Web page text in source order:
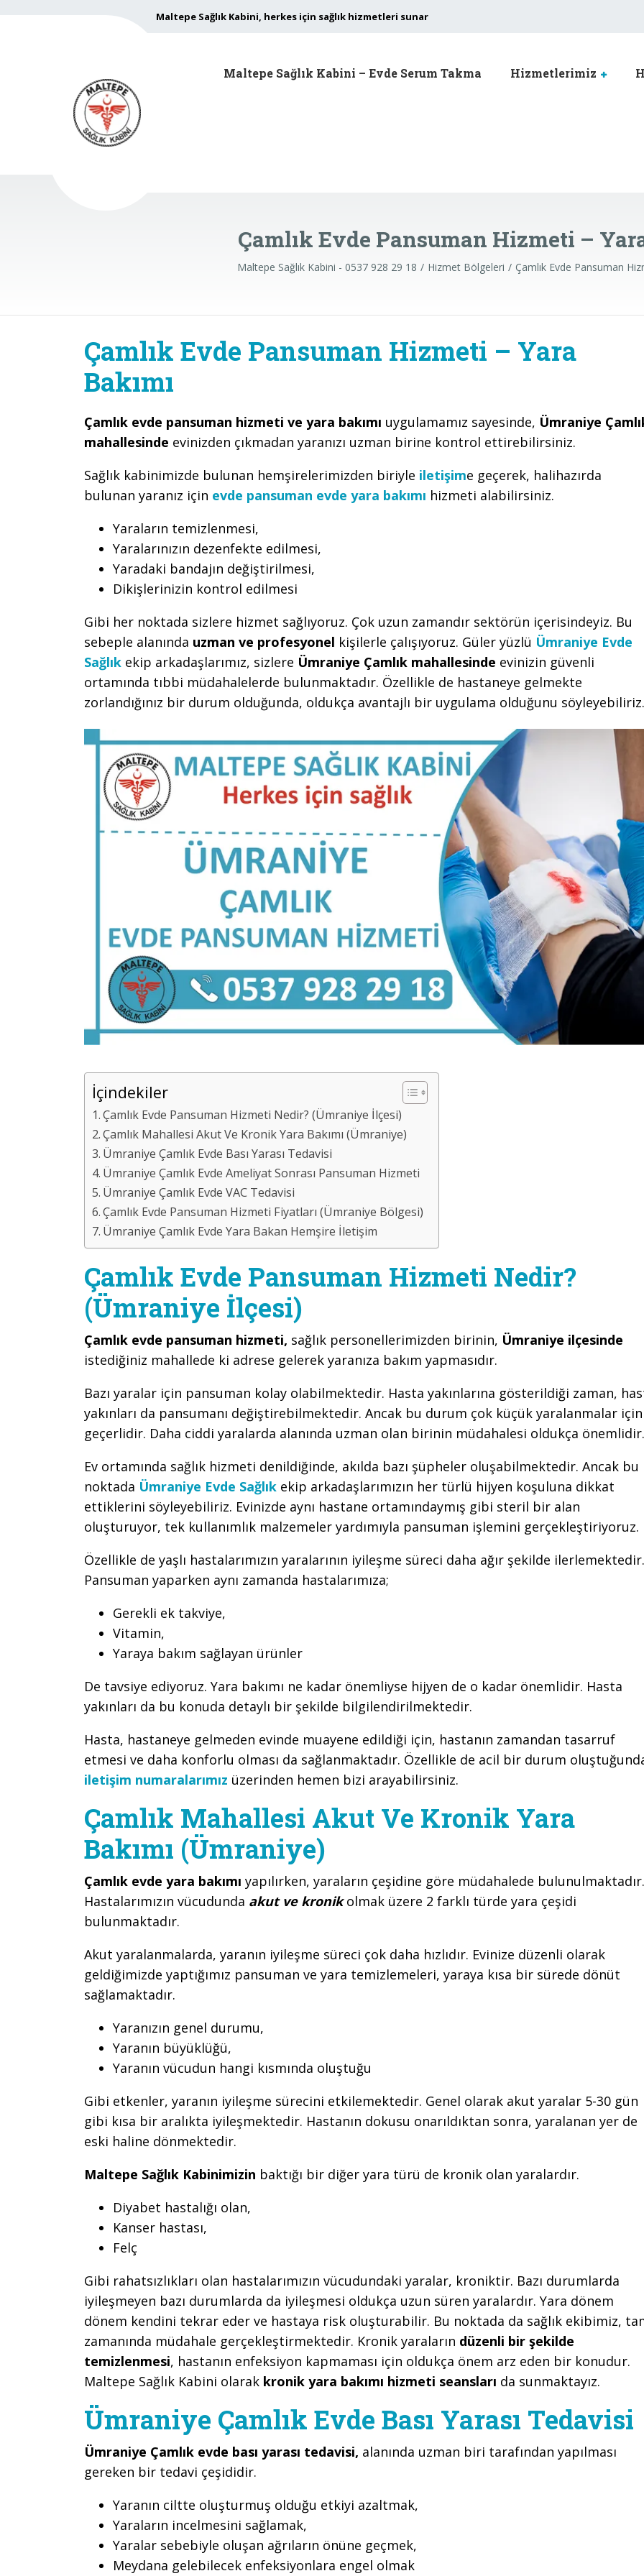
Maltepe Sağlık Kabini, herkes için sağlık hizmetleri sunar
Maltepe Sağlık Kabini – Evde Serum Takma Hizmetlerimiz
Çamlık Evde Pansuman Hizmeti –
Maltepe Sağlık Kabini - 0537 928 29 18 Hizmet Bölgeleri Çamlık Evde Pansuman
Çamlık Evde Pansuman Hizmeti – Yara
Bakımı
Çamlık evde pansuman hizmeti ve yara bakımı uygulamamız sayesinde, Ümraniye
mahallesinde evinizden çıkmadan yaranızı uzman birine kontrol ettirebilirsiniz.
Sağlık kabinimizde bulunan hemşirelerimizden biriyle iletişime geçerek, halihazırda
bulunan yaranız için evde pansuman evde yara bakımı hizmeti alabilirsiniz.
Yaraların temizlenmesi,
Yaralarınızın dezenfekte edilmesi,
Yaradaki bandajın değiştirilmesi,
Dikişlerinizin kontrol edilmesi
Gibi her noktada sizlere hizmet sağlıyoruz. Çok uzun zamandır sektörün içerisindeyiz. Bu
sebeple alanında uzman ve profesyonel kişilerle çalışıyoruz. Güler yüzlü Ümraniye Evde
Sağlık ekip arkadaşlarımız, sizlere Ümraniye Çamlık mahallesinde evinizin güvenli
ortamında tıbbi müdahalelerde bulunmaktadır. Özellikle de hastaneye gelmekte
zorlandığınız bir durum olduğunda, oldukça avantajlı bir uygulama olduğunu
İçindekiler
Çamlık Evde Pansuman Hizmeti Nedir? (Ümraniye İlçesi)
Çamlık Mahallesi Akut Ve Kronik Yara Bakımı (Ümraniye)
Ümraniye Çamlık Evde Bası Yarası Tedavisi
Ümraniye Çamlık Evde Ameliyat Sonrası Pansuman Hizmeti
Ümraniye Çamlık Evde VAC Tedavisi
Çamlık Evde Pansuman Hizmeti Fiyatları (Ümraniye Bölgesi)
Ümraniye Çamlık Evde Yara Bakan Hemşire İletişim
Çamlık Evde Pansuman Hizmeti Nedir?
(Ümraniye İlçesi)
Çamlık evde pansuman hizmeti, sağlık personellerimizden birinin, Ümraniye ilçesinde
istediğiniz mahallede ki adrese gelerek yaranıza bakım yapmasıdır.
Bazı yaralar için pansuman kolay olabilmektedir. Hasta yakınlarına gösterildiği zaman,
yakınları da pansumanı değiştirebilmektedir. Ancak bu durum çok küçük yaralanmalar için
geçerlidir. Daha ciddi yaralarda alanında uzman olan birinin müdahalesi oldukça önemlidir.
Ev ortamında sağlık hizmeti denildiğinde, akılda bazı şüpheler oluşabilmektedir. Ancak bu
noktada Ümraniye Evde Sağlık ekip arkadaşlarımızın her türlü hijyen koşuluna dikkat
ettiklerini söyleyebiliriz. Evinizde aynı hastane ortamındaymış gibi steril bir alan
oluşturuyor, tek kullanımlık malzemeler yardımıyla pansuman işlemini gerçekleştiriyoruz.
Özellikle de yaşlı hastalarımızın yaralarının iyileşme süreci daha ağır şekilde ilerlemektedir.
Pansuman yaparken aynı zamanda hastalarımıza;
Gerekli ek takviye,
Vitamin,
Yaraya bakım sağlayan ürünler
De tavsiye ediyoruz. Yara bakımı ne kadar önemliyse hijyen de o kadar önemlidir. Hasta
yakınları da bu konuda detaylı bir şekilde bilgilendirilmektedir.
Hasta, hastaneye gelmeden evinde muayene edildiği için, hastanın zamandan tasarruf
etmesi ve daha konforlu olması da sağlanmaktadır. Özellikle de acil bir durum
iletişim numaralarımız üzerinden hemen bizi arayabilirsiniz.
Çamlık Mahallesi Akut Ve Kronik Yara
Bakımı (Ümraniye)
Çamlık evde yara bakımı yapılırken, yaraların çeşidine göre müdahalede bulunulmaktadır.
Hastalarımızın vücudunda akut ve kronikolmak üzere 2 farklı türde yara çeşidi
bulunmaktadır.
Akut yaralanmalarda, yaranın iyileşme süreci çok daha hızlıdır. Evinize düzenli olarak
geldiğimizde yaptığımız pansuman ve yara temizlemeleri, yaraya kısa bir sürede dönüt
sağlamaktadır.
Yaranızın genel durumu,
Yaranın büyüklüğü,
Yaranın vücudun hangi kısmında oluştuğu
Gibi etkenler, yaranın iyileşme sürecini etkilemektedir. Genel olarak akut yaralar 5-30 gün
gibi kısa bir aralıkta iyileşmektedir. Hastanın dokusu onarıldıktan sonra, yaralanan yer de
eski haline dönmektedir.
Maltepe Sağlık Kabinimizin baktığı bir diğer yara türü de kronik olan yaralardır.
Diyabet hastalığı olan,
Kanser hastası,
Felç
Gibi rahatsızlıkları olan hastalarımızın vücudundaki yaralar, kroniktir. Bazı durumlarda
iyileşmeyen bazı durumlarda da iyileşmesi oldukça uzun süren yaralardır. Yara dönem
dönem kendini tekrar eder ve hastaya risk oluşturabilir. Bu noktada da sağlık ekibimiz,
zamanında müdahale gerçekleştirmektedir. Kronik yaraların düzenli bir şekilde
temizlenmesi, hastanın enfeksiyon kapmaması için oldukça önem arz eden bir konudur.
Maltepe Sağlık Kabini olarak kronik yara bakımı hizmeti seansları da sunmaktayız.
Ümraniye Çamlık Evde Bası Yarası Tedavisi
Ümraniye Çamlık evde bası yarası tedavisi, alanında uzman biri tarafından yapılması
gereken bir tedavi çeşididir.
Yaranın ciltte oluşturmuş olduğu etkiyi azaltmak,
Yaraların incelmesini sağlamak,
Yaralar sebebiyle oluşan ağrıların önüne geçmek,
Meydana gelebilecek enfeksiyonlara engel olmak